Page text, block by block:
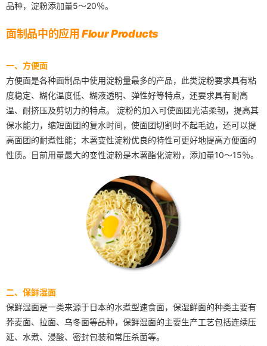
品种，淀粉添加量5～20％。
面制品中的应用 Flour Products
一、方便面
方便面是各种面制品中使用淀粉量最多的产品，此类淀粉要求具有粘
度稳定、糊化温度低、糊液透明、弹性好等特点，还要求具有耐高
温、耐挤压及剪切力的特点。 淀粉的加入可使面团光洁柔韧，提高其
保水能力，缩短面团的复水时间，使面团切割时不起毛边，还可以提
高面团的耐煮性能；木薯变性淀粉优良的特性可更好地提高方便面的
性质。目前用量最大的变性淀粉是木薯酯化淀粉，添加量10～15％。
二、保鲜湿面
保鲜湿面是一类来源于日本的水煮型速食面，保湿鲜面的种类主要有
荞麦面、拉面、乌冬面等品种，保鲜湿面的主要生产工艺包括连续压
延、水煮、浸酸、密封包装和常压杀菌等。